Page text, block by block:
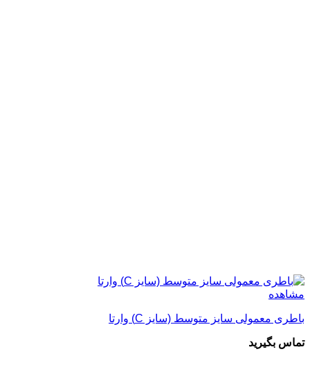
مشاهده
باطری معمولی سایز متوسط (سایز C) وارتا
تماس بگیرید